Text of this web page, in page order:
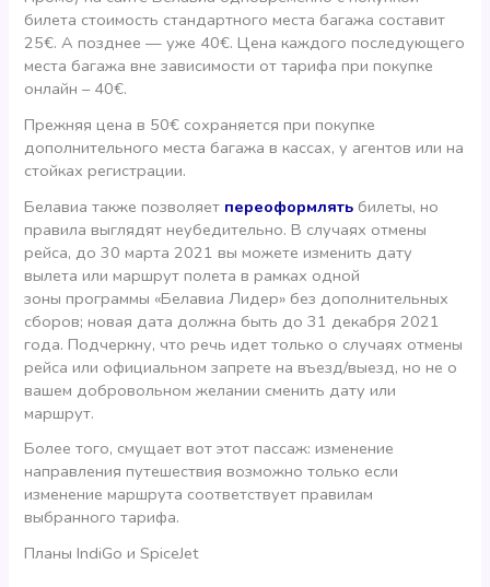
билета стоимость стандартного места багажа составит
25€. А позднее — уже 40€. Цена каждого последующего
места багажа вне зависимости от тарифа при покупке
онлайн – 40€.
Прежняя цена в 50€ сохраняется при покупке
дополнительного места багажа в кассах, у агентов или на
стойках регистрации.
Белавиа также позволяет переоформлять билеты, но
правила выглядят неубедительно. В случаях отмены
рейса, до 30 марта 2021 вы можете изменить дату
вылета или маршрут полета в рамках одной
зоны программы «Белавиа Лидер» без дополнительных
сборов; новая дата должна быть до 31 декабря 2021
года. Подчеркну, что речь идет только о случаях отмены
рейса или официальном запрете на въезд/выезд, но не о
вашем добровольном желании сменить дату или
маршрут.
Более того, смущает вот этот пассаж: изменение
направления путешествия возможно только если
изменение маршрута соответствует правилам
выбранного тарифа.
Планы IndiGo и SpiceJet